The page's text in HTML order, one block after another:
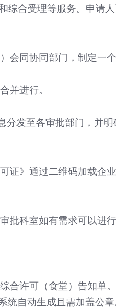
综合受理等服务。申请
会同协同部门，制定一
并进行。
分发至各审批部门，并
证》通过二维码加载企
科室如有需求可以进行
合许可（食堂）告知单。
统自动生成且需加盖公